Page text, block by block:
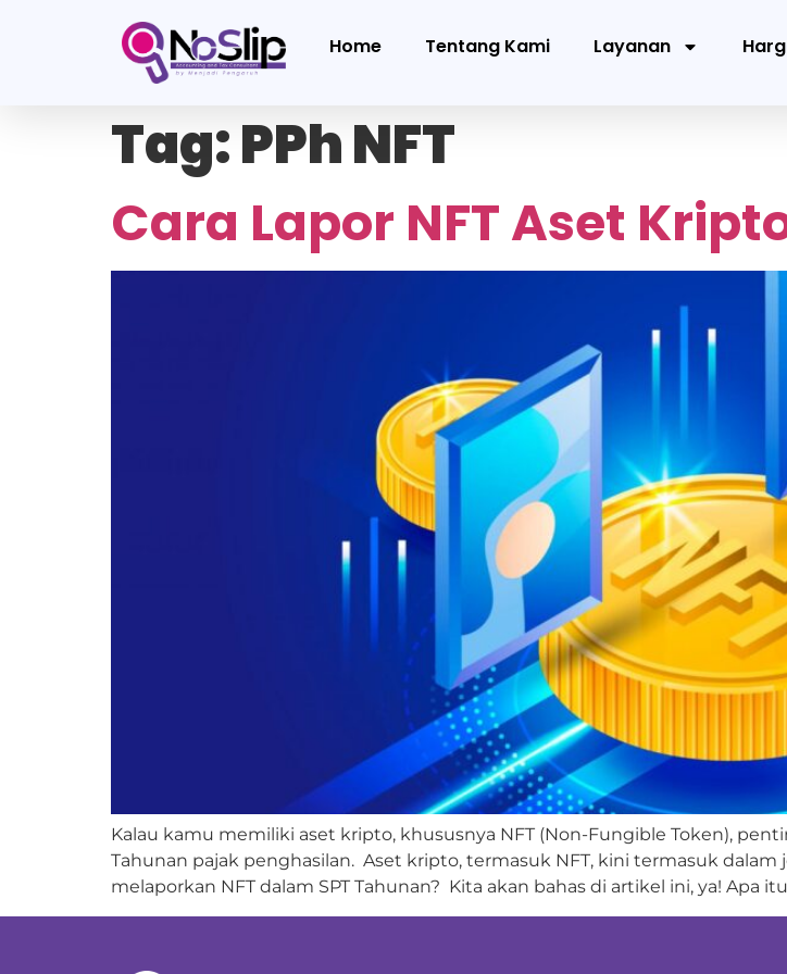
Home Tentang Kami Layanan
Tag:PPh NFT
Cara Lapor NFT Aset
Kalau kamu memiliki aset kripto, khususnya NFT (Non-Fungible Token),
Tahunan pajak penghasilan. Aset kripto, termasuk NFT, kini termasuk dalam
melaporkan NFT dalam SPT Tahunan? Kita akan bahas di artikel ini, ya! Apa